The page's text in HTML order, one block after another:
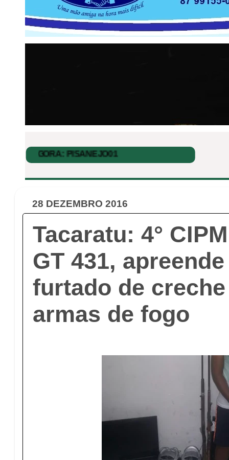
28 DEZEMBRO 2016
Tacaratu: 4°
GT 431,
furtado de
armas de fogo